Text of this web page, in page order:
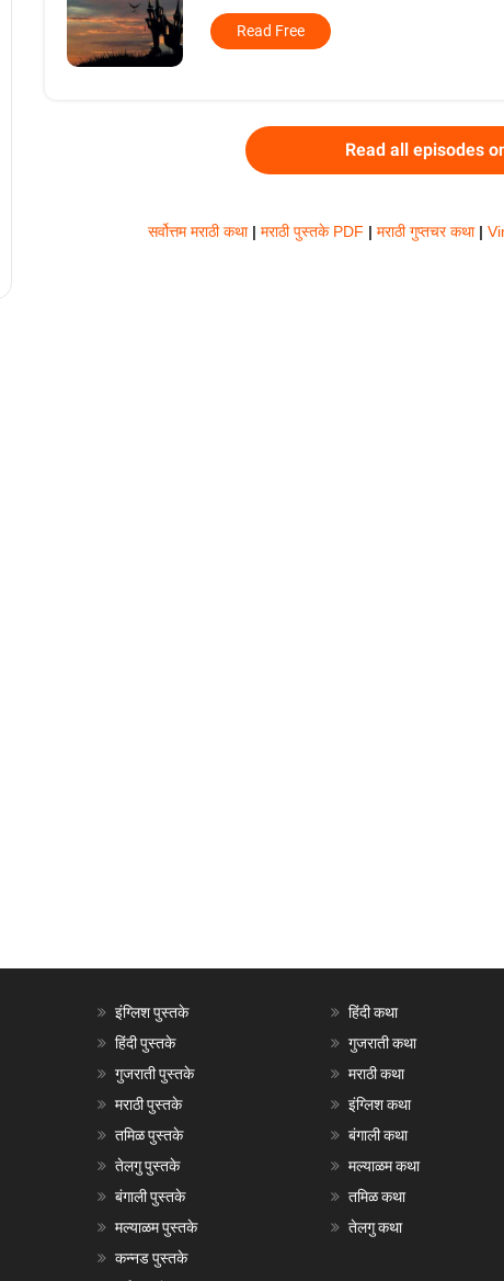
Read Free
Read all episodes
सर्वोत्तम मराठी कथा | मराठी पुस्तके PDF | मराठी गुप्तचर कथा |
इंग्लिश पुस्तके
हिंदी पुस्तके
गुजराती पुस्तके
मराठी पुस्तके
तमिळ पुस्तके
तेलगु पुस्तके
बंगाली पुस्तके
मल्याळम पुस्तके
कन्नड पुस्तके
हिंदी कथा
गुजराती कथा
मराठी कथा
इंग्लिश कथा
बंगाली कथा
मल्याळम कथा
तमिळ कथा
तेलगु कथा